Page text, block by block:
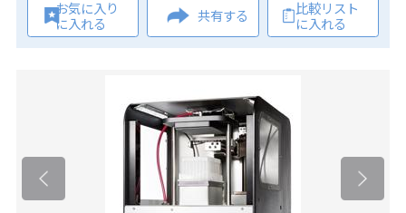
お気に入り
に入れる
共有する
比較リスト
に入れる